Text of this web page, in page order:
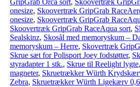
GripGrab Orca sort, Skoovertræk
onesize, Skoovertræk GripGrab
onesize, Skoovertræk GripGrab
Skoovertræk GripGrab RaceAqua sort,
Sealskinz, Skosål med memoryskum –
memoryskum – Herre, Skovertræk
Skrue sæt for Polisport Joey fodstøtter,
styradapter 1 stk., Skrue til Reelight lygte,
magneter, Skruetrækker Würth
Zebra, Skruetrækker Würth Ligekærv